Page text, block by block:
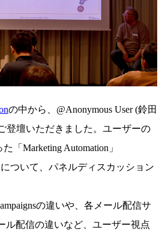
の中から、 @Anonymous User(鈴田
登壇いただきました。ユーザーの
「Marketing Automation」
について、パネルディスカッション
の違いや、各メール配信サ
ル配信の違いなど、ユーザー視点